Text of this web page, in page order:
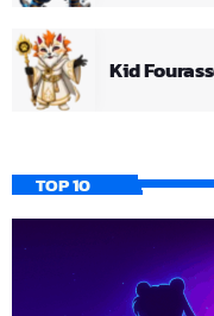
Kid
TOP 10